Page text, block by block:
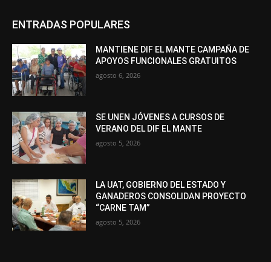
ENTRADAS POPULARES
MANTIENE DIF EL MANTE CAMPAÑA DE
APOYOS FUNCIONALES GRATUITOS
agosto 6, 2026
SE UNEN JÓVENES A CURSOS DE
VERANO DEL DIF EL MANTE
agosto 5, 2026
LA UAT, GOBIERNO DEL ESTADO Y
GANADEROS CONSOLIDAN PROYECTO
“CARNE TAM”
agosto 5, 2026